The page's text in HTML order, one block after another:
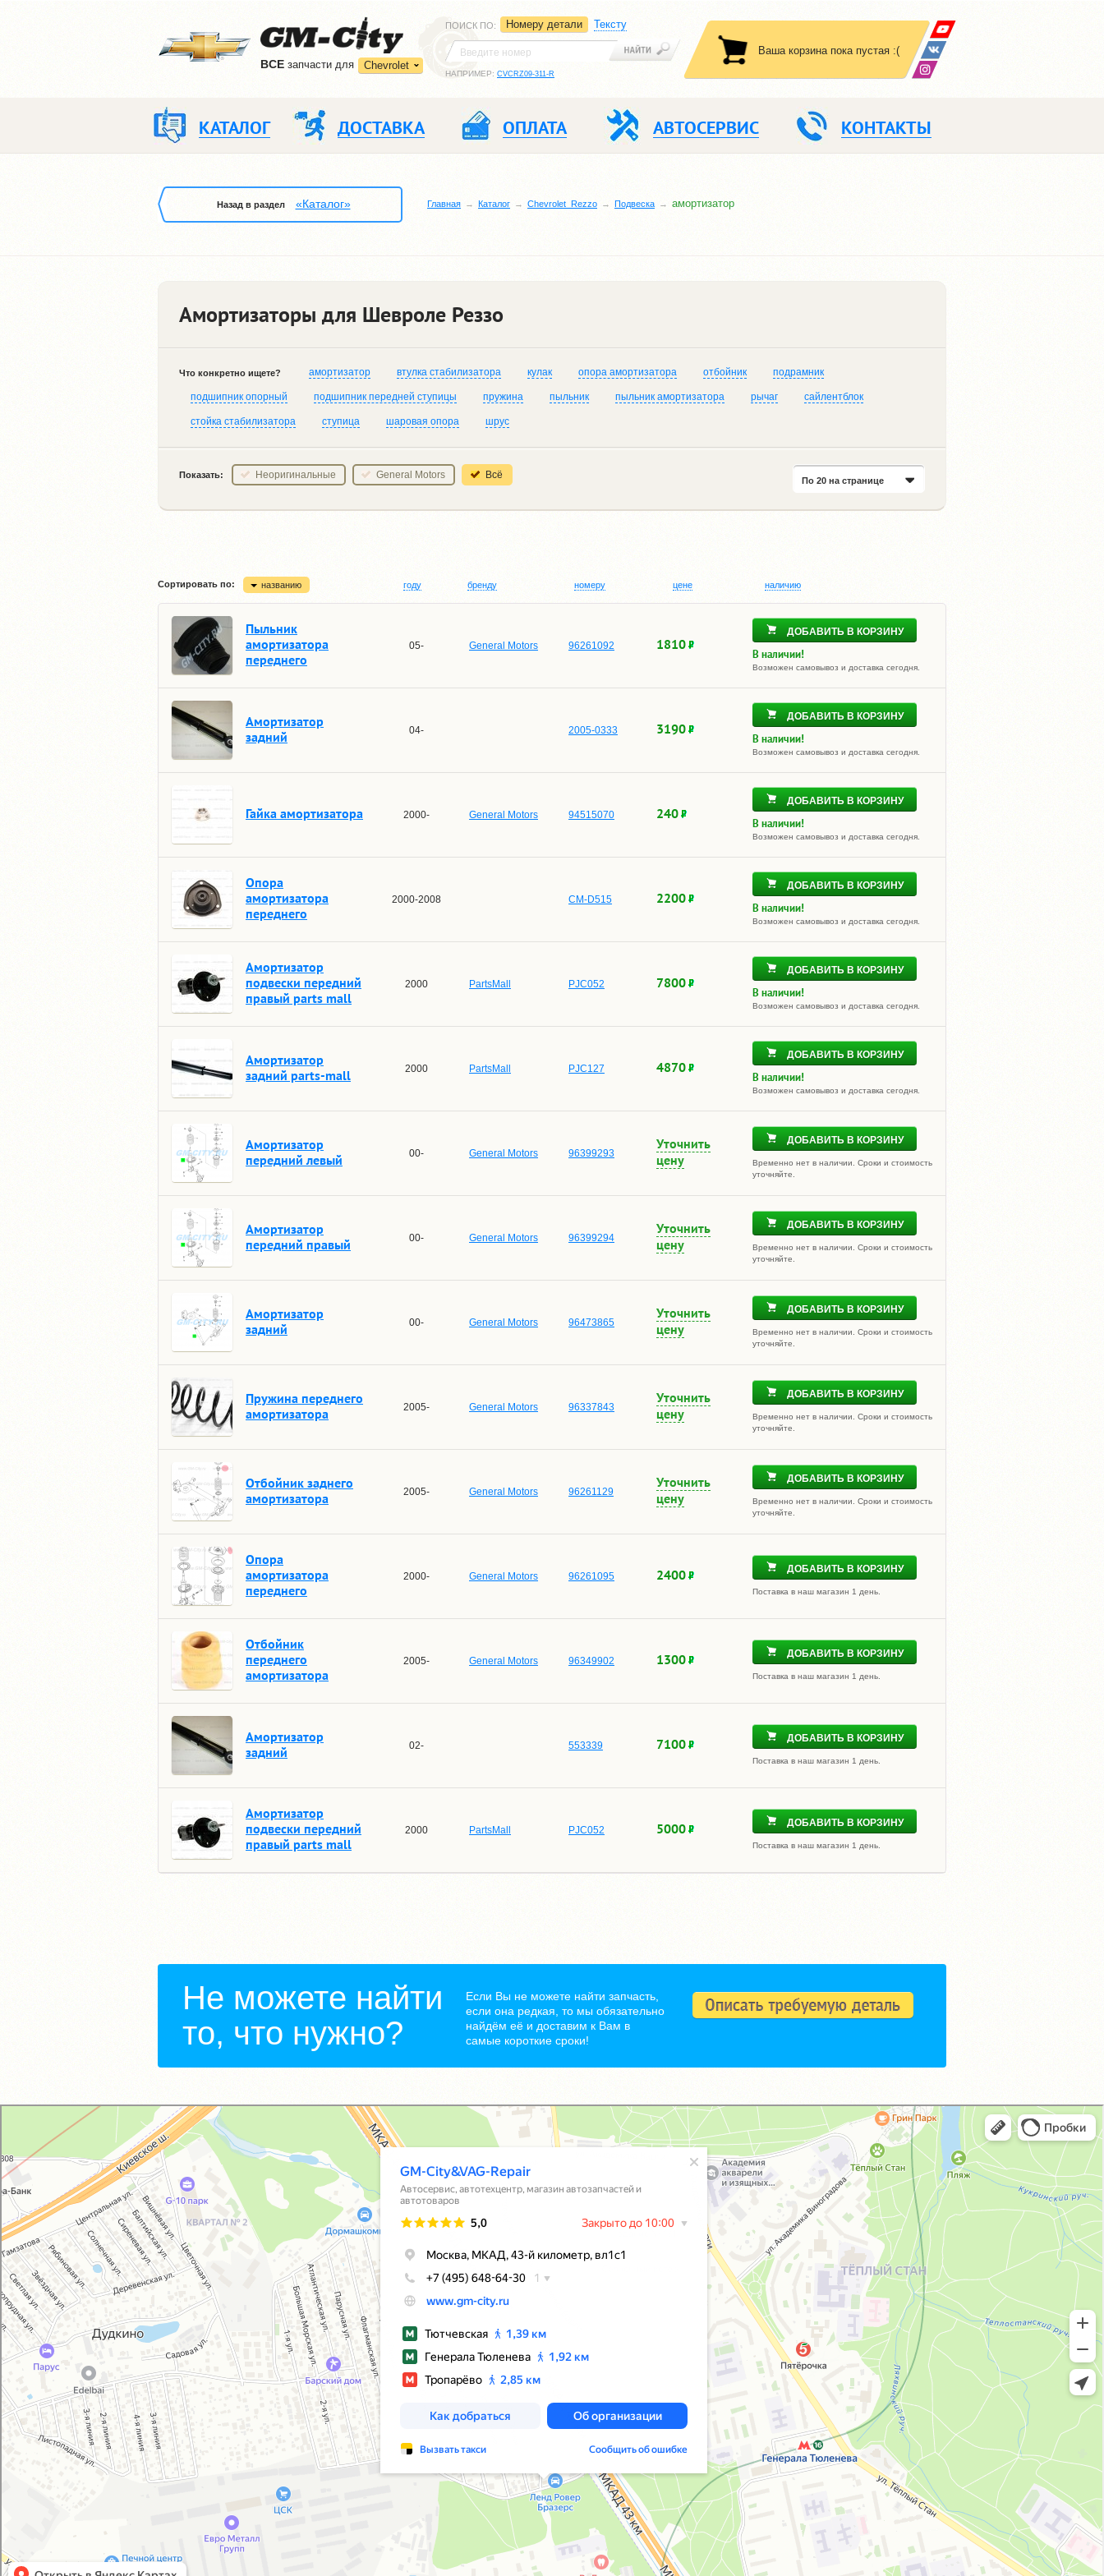
ВCE запчасти для Chevrolet
ПОИСК ПО: Номеру детали Тексту
НАПРИМЕР: CVCRZ09-311-R
Ваша корзина пока пустая :(
КАТАЛОГ ДОСТАВКА ОПЛАТА АВТОСЕРВИС КОНТАКТЫ
Назад в раздел «Каталог» Главная Каталог Chevrolet_Rezzo Подвеска амортизатор
Амортизаторы для Шевроле Реззо
Что конкретно ищете? амортизатор втулка стабилизатора кулак опора амортизатора отбойник подрамник
подшипник опорный подшипник передней ступицы пружина пыльник пыльник амортизатора рычаг сайлентблок
стойка стабилизатора ступица шаровая опора шрус
Показать: Неоригинальные General Motors Всё По 20 на странице
Сортировать по: названию году бренду номеру цене наличию
Пыльник
амортизатора
переднего
05- General Motors 96261092 1810
ДОБАВИТЬ В КОРЗИНУ
В наличии!
Возможен самовывоз и доставка сегодня.
Амортизатор
задний
04- 2005-0333 3190
ДОБАВИТЬ В КОРЗИНУ
В наличии!
Возможен самовывоз и доставка сегодня.
Гайка амортизатора 2000- General Motors 94515070 240
ДОБАВИТЬ В КОРЗИНУ
В наличии!
Возможен самовывоз и доставка сегодня.
Опора
амортизатора
переднего
2000-2008 CM-D515 2200
ДОБАВИТЬ В КОРЗИНУ
В наличии!
Возможен самовывоз и доставка сегодня.
Амортизатор
подвески передний
правый parts mall
2000 PartsMall PJC052 7800
ДОБАВИТЬ В КОРЗИНУ
В наличии!
Возможен самовывоз и доставка сегодня.
Амортизатор
задний parts-mall
2000 PartsMall PJC127 4870
ДОБАВИТЬ В КОРЗИНУ
В наличии!
Возможен самовывоз и доставка сегодня.
Амортизатор
передний левый
00- General Motors 96399293
Уточнить
цену
ДОБАВИТЬ В КОРЗИНУ
Временно нет в наличии. Сроки и стоимость
уточняйте.
Амортизатор
передний правый
00- General Motors 96399294
Уточнить
цену
ДОБАВИТЬ В КОРЗИНУ
Временно нет в наличии. Сроки и стоимость
уточняйте.
Амортизатор
задний
00- General Motors 96473865
Уточнить
цену
ДОБАВИТЬ В КОРЗИНУ
Временно нет в наличии. Сроки и стоимость
уточняйте.
Пружина переднего
амортизатора
2005- General Motors 96337843
Уточнить
цену
ДОБАВИТЬ В КОРЗИНУ
Временно нет в наличии. Сроки и стоимость
уточняйте.
Отбойник заднего
амортизатора
2005- General Motors 96261129
Уточнить
цену
ДОБАВИТЬ В КОРЗИНУ
Временно нет в наличии. Сроки и стоимость
уточняйте.
Опора
амортизатора
переднего
2000- General Motors 96261095 2400 ДОБАВИТЬ В КОРЗИНУ
Поставка в наш магазин 1 день.
Отбойник
переднего
амортизатора
2005- General Motors 96349902 1300 ДОБАВИТЬ В КОРЗИНУ
Поставка в наш магазин 1 день.
Амортизатор
задний
02- 553339 7100 ДОБАВИТЬ В КОРЗИНУ
Поставка в наш магазин 1 день.
Амортизатор
подвески передний
правый parts mall
2000 PartsMall PJC052 5000 ДОБАВИТЬ В КОРЗИНУ
Поставка в наш магазин 1 день.
Не можете найти
то, что нужно?
Если Вы не можете найти запчасть,
если она редкая, то мы обязательно
найдём её и доставим к Вам в
самые короткие сроки!
GM-City&VAG-Repair
Автосервис, автотехцентр в Москве
Магазин автозапчастей и автотоваров в Москве